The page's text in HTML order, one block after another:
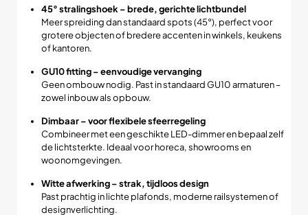
45° stralingshoek – brede, gerichte lichtbundel
Meer spreiding dan standaard spots (45°), perfect voor
grotere objecten of bredere accenten in winkels, keukens
of kantoren.
GU10 fitting – eenvoudige vervanging
Geen ombouw nodig. Past in standaard GU10 armaturen –
zowel inbouw als opbouw.
Dimbaar – voor flexibele sfeerregeling
Combineer met een geschikte LED-dimmer en bepaal zelf
de lichtsterkte. Ideaal voor horeca, showrooms en
woonomgevingen.
Witte afwerking – strak, tijdloos design
Past prachtig in lichte plafonds, moderne railsystemen of
designverlichting.